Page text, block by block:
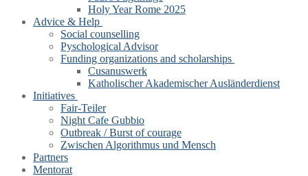
Holy Year Rome 2025
Advice & Help
Social counselling
Pyschological Advisor
Funding organizations and scholarships
Cusanuswerk
Katholischer Akademischer Ausländerdienst
Initiatives
Fair-Teiler
Night Cafe Gubbio
Outbreak / Burst of courage
Zwischen Algorithmus und Mensch
Partners
Mentorat